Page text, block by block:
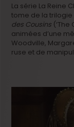
La série La Reine
tome de la
des Cousins (‘The
animées d’une
Woodville,
ruse et de